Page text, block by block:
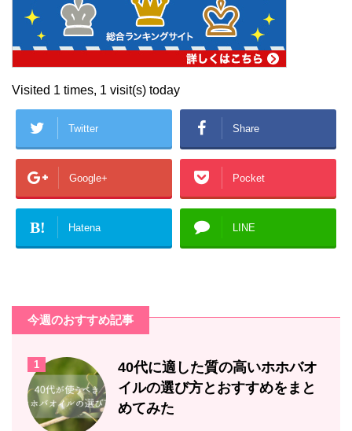
Visited 1 times, 1 visit(s) today
Twitter Share
Google+ Pocket
B! Hatena LINE
今週のおすすめ記事
1
40代に適した質の高いホホバオ
イルの選び方とおすすめをまと
めてみた